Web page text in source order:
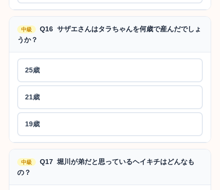
中級
Q16 サザエさんはタラちゃんを何歳で産んだでしょ
うか？
25歳
21歳
19歳
中級
Q17 堀川が弟だと思っているヘイキチはどんなも
の？